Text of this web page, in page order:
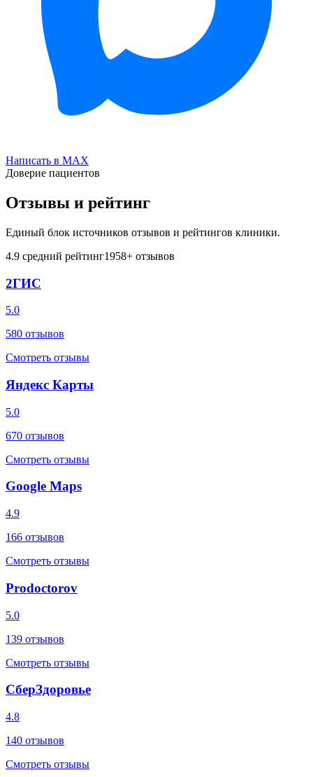
Написать в MAX
Доверие пациентов
Отзывы и рейтинг
Единый блок источников отзывов и рейтингов клиники.
4.9 средний рейтинг1958+ отзывов
2ГИС
5.0
580 отзывов
Смотреть отзывы
Яндекс Карты
5.0
670 отзывов
Смотреть отзывы
Google Maps
4.9
166 отзывов
Смотреть отзывы
Prodoctorov
5.0
139 отзывов
Смотреть отзывы
СберЗдоровье
4.8
140 отзывов
Смотреть отзывы